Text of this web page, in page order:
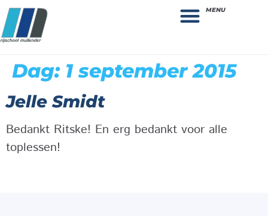
MENU
Dag: 1 september 2015
Jelle Smidt
Bedankt Ritske! En erg bedankt voor alle
toplessen!